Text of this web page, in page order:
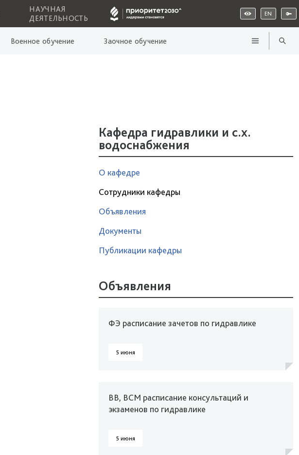
НАУЧНАЯ
ДЕЯТЕЛЬНОСТЬ
EN
Военное обучение Заочное обучение
Кафедра гидравлики и с.х.
водоснабжения
О кафедре
Сотрудники кафедры
Объявления
Документы
Публикации кафедры
Объявления
ФЭ расписание зачетов по гидравлике
5 июня
ВВ, ВСМ расписание консультаций и
экзаменов по гидравлике
5 июня